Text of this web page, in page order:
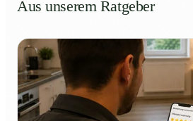
Aus unserem Ratgeber